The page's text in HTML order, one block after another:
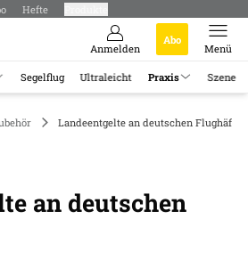
Hefte
Anmelden
Abo
Menü
Segelflug Ultraleicht Praxis Szene
Landeentgelte an deutschen Flughäfen
an deutschen